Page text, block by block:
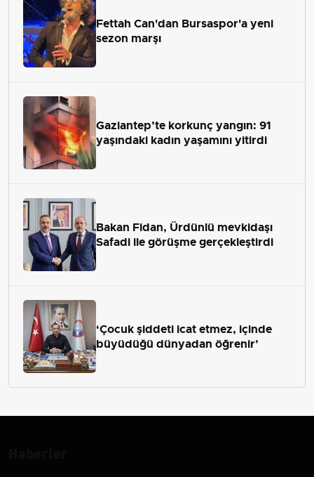
Fettah Can'dan Bursaspor'a yeni
sezon marşı
Gaziantep’te korkunç yangın: 91
yaşındaki kadın yaşamını yitirdi
Bakan Fidan, Ürdünlü mevkidaşı
Safadi ile görüşme gerçekleştirdi
‘Çocuk şiddeti icat etmez, içinde
büyüdüğü dünyadan öğrenir’